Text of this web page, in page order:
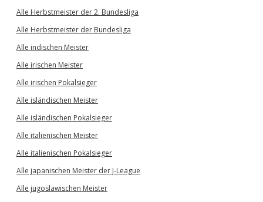
Alle Herbstmeister der 2. Bundesliga
Alle Herbstmeister der Bundesliga
Alle indischen Meister
Alle irischen Meister
Alle irischen Pokalsieger
Alle isländischen Meister
Alle isländischen Pokalsieger
Alle italienischen Meister
Alle italienischen Pokalsieger
Alle japanischen Meister der J-League
Alle jugoslawischen Meister